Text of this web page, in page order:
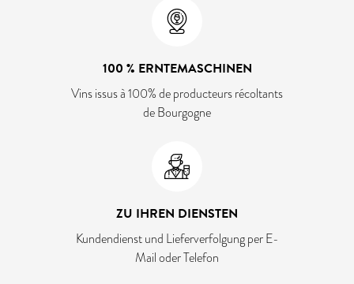
100 % ERNTEMASCHINEN
Vins issus à 100% de producteurs récoltants
de Bourgogne
ZU IHREN DIENSTEN
Kundendienst und Lieferverfolgung per E-
Mail oder Telefon